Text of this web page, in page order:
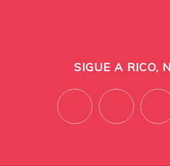
SIGUE A RICO,